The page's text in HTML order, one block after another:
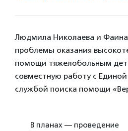
Людмила Николаева и Фаина
проблемы оказания
помощи тяжелобольным
совместную работу с
службой поиска помощи
В планах — проведение